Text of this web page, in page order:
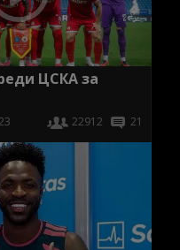
ЦСКА за
22912 21